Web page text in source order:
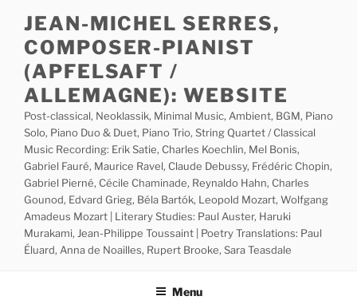
content
JEAN-MICHEL SERRES,
COMPOSER-PIANIST
(APFELSAFT /
ALLEMAGNE): WEBSITE
Post-classical, Neoklassik, Minimal Music, Ambient, BGM, Piano
Solo, Piano Duo & Duet, Piano Trio, String Quartet / Classical
Music Recording: Erik Satie, Charles Koechlin, Mel Bonis,
Gabriel Fauré, Maurice Ravel, Claude Debussy, Frédéric Chopin,
Gabriel Pierné, Cécile Chaminade, Reynaldo Hahn, Charles
Gounod, Edvard Grieg, Béla Bartók, Leopold Mozart, Wolfgang
Amadeus Mozart | Literary Studies: Paul Auster, Haruki
Murakami, Jean-Philippe Toussaint | Poetry Translations: Paul
Éluard, Anna de Noailles, Rupert Brooke, Sara Teasdale
Menu